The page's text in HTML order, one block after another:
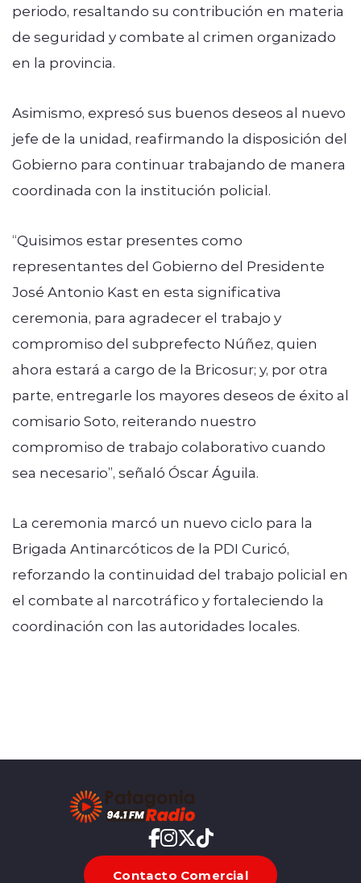
periodo, resaltando su contribución en materia
de seguridad y combate al crimen organizado
en la provincia.
Asimismo, expresó sus buenos deseos al nuevo
jefe de la unidad, reafirmando la disposición del
Gobierno para continuar trabajando de manera
coordinada con la institución policial.
“Quisimos estar presentes como
representantes del Gobierno del Presidente
José Antonio Kast en esta significativa
ceremonia, para agradecer el trabajo y
compromiso del subprefecto Núñez, quien
ahora estará a cargo de la Bricosur; y, por otra
parte, entregarle los mayores deseos de éxito al
comisario Soto, reiterando nuestro
compromiso de trabajo colaborativo cuando
sea necesario”, señaló Óscar Águila.
La ceremonia marcó un nuevo ciclo para la
Brigada Antinarcóticos de la PDI Curicó,
reforzando la continuidad del trabajo policial en
el combate al narcotráfico y fortaleciendo la
coordinación con las autoridades locales.
Contacto Comercial